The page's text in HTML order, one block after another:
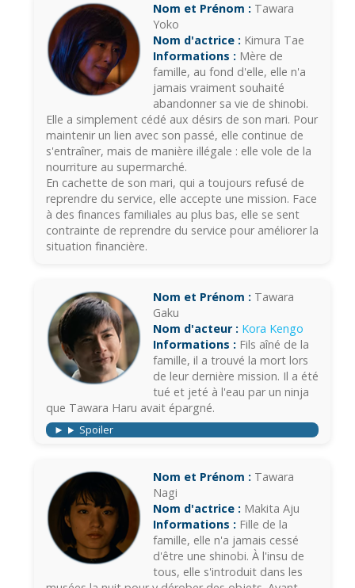
Nom et Prénom : Tawara
Yoko
Nom d'actrice : Kimura Tae
Informations : Mère de
famille, au fond d'elle, elle n'a
jamais vraiment souhaité
abandonner sa vie de shinobi.
Elle a simplement cédé aux désirs de son mari. Pour
maintenir un lien avec son passé, elle continue de
s'entraîner, mais de manière illégale : elle vole de la
nourriture au supermarché.
En cachette de son mari, qui a toujours refusé de
reprendre du service, elle accepte une mission. Face
à des finances familiales au plus bas, elle se sent
contrainte de reprendre du service pour améliorer la
situation financière.
Nom et Prénom : Tawara
Gaku
Nom d'acteur : Kora Kengo
Informations : Fils aîné de la
famille, il a trouvé la mort lors
de leur dernière mission. Il a été
tué et jeté à l'eau par un ninja
que Tawara Haru avait épargné.
Spoiler
Nom et Prénom : Tawara
Nagi
Nom d'actrice : Makita Aju
Informations : Fille de la
famille, elle n'a jamais cessé
d'être une shinobi. À l'insu de
tous, elle s'introduit dans les